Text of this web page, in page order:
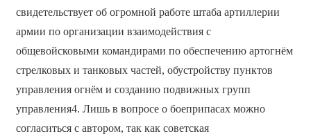
свидетельствует об огромной работе штаба артиллерии
армии по организации взаимодействия с
общевойсковыми командирами по обеспечению артогнём
стрелковых и танковых частей, обустройству пунктов
управления огнём и созданию подвижных групп
управления4. Лишь в вопросе о боеприпасах можно
согласиться с автором, так как советская